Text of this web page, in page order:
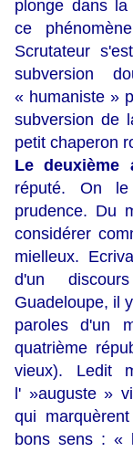
plonge dans
ce
Scrutateur
subversion
« humaniste »
subversion de
petit chaperon
Le deuxième
réputé. On
prudence. Du
considérer
mielleux.
d'un
Guadeloupe, il
paroles d'un
quatrième
vieux). Ledit
l' »auguste »
qui
bons sens : «